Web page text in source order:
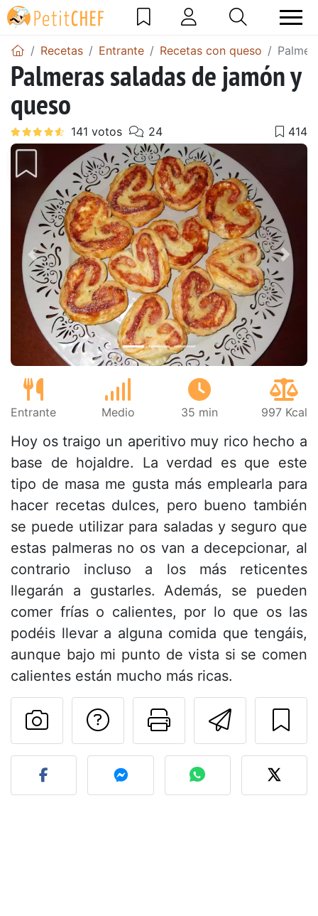
Recetas Entrante Recetas con queso
Palmeras saladas de jamón y
queso
Anterior
Entrante Medio 35 min 997 Kcal
Hoy os traigo un aperitivo muy rico hecho a
base de hojaldre. La verdad es que este
tipo de masa me gusta más emplearla para
hacer recetas dulces, pero bueno también
se puede utilizar para saladas y seguro que
estas palmeras no os van a decepcionar, al
contrario incluso a los más reticentes
llegarán a gustarles. Además, se pueden
comer frías o calientes, por lo que os las
podéis llevar a alguna comida que tengáis,
aunque bajo mi punto de vista si se comen
calientes están mucho más ricas.
Imprimir
Preguntar al autor
Publicar la foto de esta